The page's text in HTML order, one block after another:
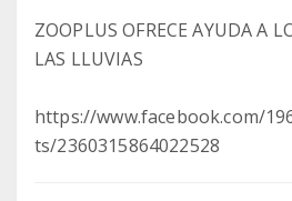
ZOOPLUS OFRECE AYUDA A
LAS LLUVIAS
https://www.facebook.com/
ts/2360315864022528